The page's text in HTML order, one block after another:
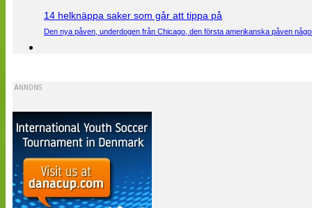
14 helknäppa saker som går att tippa på
Den nya påven, underdogen från Chicago, den första amerikanska påven
ANNONS